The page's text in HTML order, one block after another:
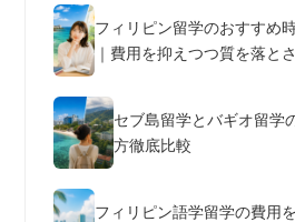
フィリピン留学のおすすめ
｜費用を抑えつつ質を落と
セブ島留学とバギオ留学
方徹底比較
フィリピン語学留学の費用